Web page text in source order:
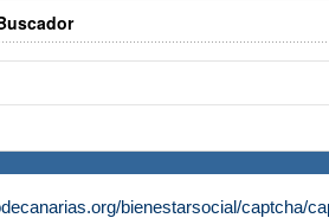
bienestarsocial/captcha/